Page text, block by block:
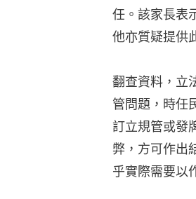
任。該家長表
他亦質疑提供
翻查資料，立
管問題，時任
訂立規管或發
弊，方可作出
乎實際需要以